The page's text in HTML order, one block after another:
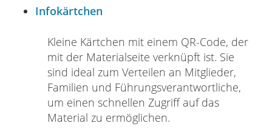
Infokärtchen
Kleine Kärtchen mit einem QR-Code, der
mit der Materialseite verknüpft ist. Sie
sind ideal zum Verteilen an Mitglieder,
Familien und Führungsverantwortliche,
um einen schnellen Zugriff auf das
Material zu ermöglichen.